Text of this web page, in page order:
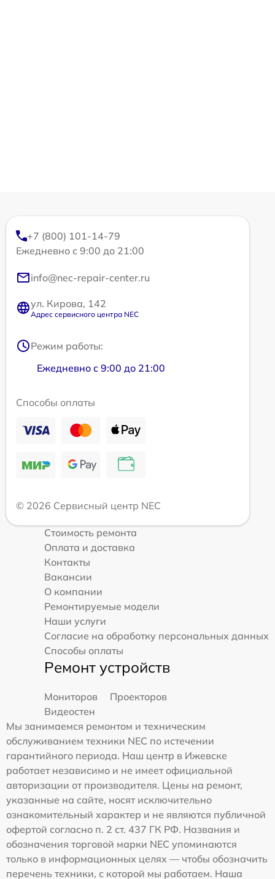
+7 (800) 101-14-79
Ежедневно с 9:00 до 21:00
info@nec-repair-center.ru
ул. Кирова, 142
Адрес сервисного центра NEC
Режим работы:
Ежедневно с 9:00 до 21:00
Способы оплаты
© 2026 Сервисный центр NEC
Стоимость ремонта
Оплата и доставка
Контакты
Вакансии
О компании
Ремонтируемые модели
Наши услуги
Согласие на обработку персональных данных
Способы оплаты
Ремонт устройств
Мониторов
Проекторов
Видеостен
Мы занимаемся ремонтом и техническим
обслуживанием техники NEC по истечении
гарантийного периода. Наш центр в Ижевске
работает независимо и не имеет официальной
авторизации от производителя. Цены на ремонт,
указанные на сайте, носят исключительно
ознакомительный характер и не являются публичной
офертой согласно п. 2 ст. 437 ГК РФ. Названия и
обозначения торговой марки NEC упоминаются
только в информационных целях — чтобы обозначить
перечень техники, с которой мы работаем. Наша